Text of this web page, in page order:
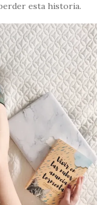
esta historia.